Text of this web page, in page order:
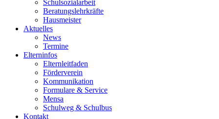
Schulsozialarbeit
Beratungslehrkräfte
Hausmeister
Aktuelles
News
Termine
Elterninfos
Elternleitfaden
Förderverein
Kommunikation
Formulare & Service
Mensa
Schulweg & Schulbus
Kontakt